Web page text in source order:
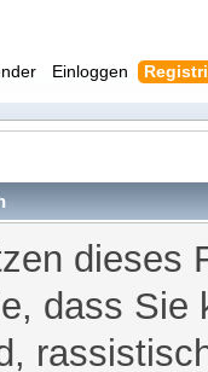
Einloggen
dieses
dass Sie